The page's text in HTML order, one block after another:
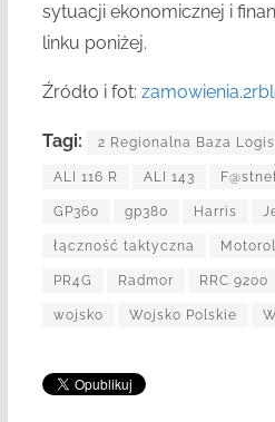
sytuacji ekonomicznej i
linku poniżej.
Źródło i fot:
Tagi: 2 Regionalna Baza
ALI 116 R ALI 143
GP360 gp380 Harris
łączność taktyczna
PR4G Radmor RRC 9200
wojsko Wojsko Polskie